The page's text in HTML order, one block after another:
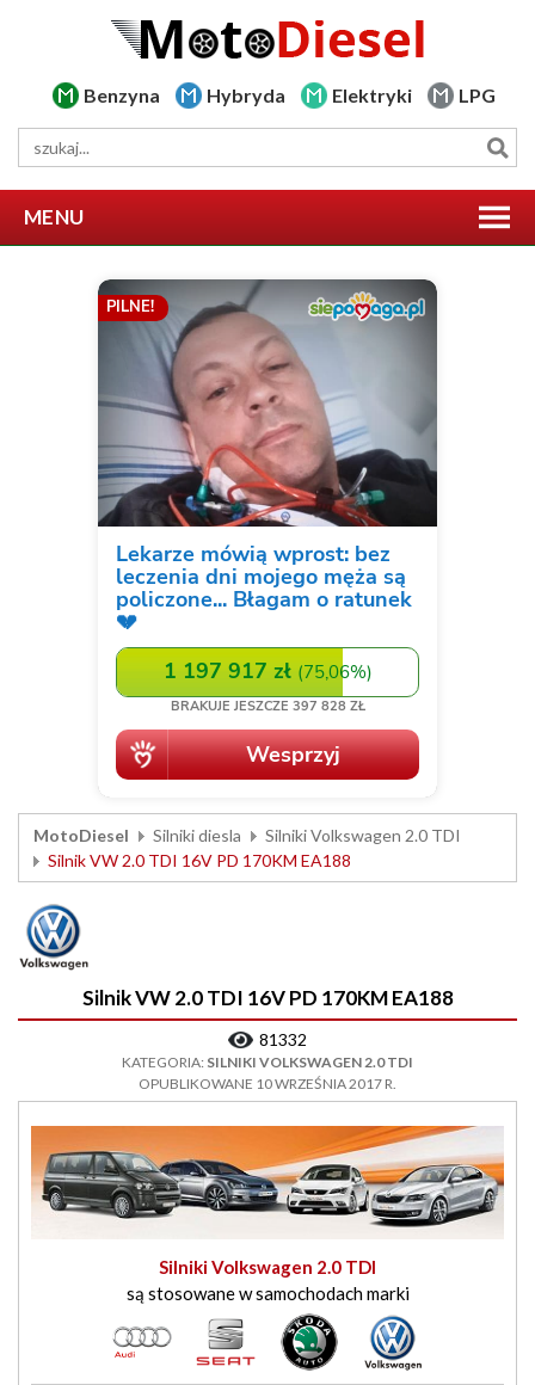
Benzyna Hybryda Elektryki LPG
MENU
MotoDiesel Silniki diesla
Silniki Volkswagen 2.0 TDI
Silnik VW 2.0 TDI 16V PD 170KM EA188
Silnik VW 2.0 TDI 16V PD 170KM EA188
81332
KATEGORIA: SILNIKI VOLKSWAGEN 2.0 TDI
OPUBLIKOWANE 10 WRZEŚNIA 2017 R.
Silniki Volkswagen 2.0 TDI
są stosowane w samochodach marki